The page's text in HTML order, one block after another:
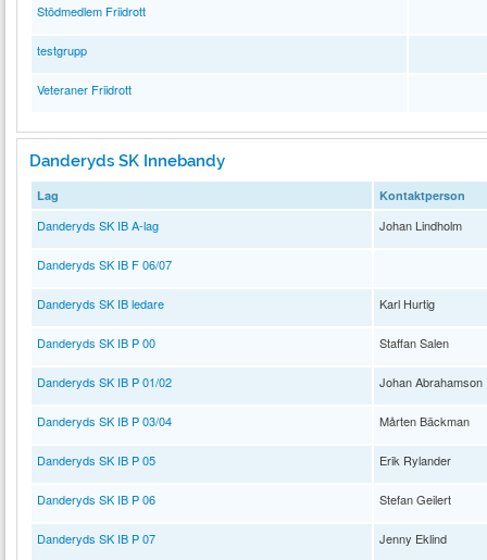
Stödmedlem Friidrott
testgrupp
Veteraner Friidrott
Danderyds SK Innebandy
Lag Kontaktperson
Danderyds SK IB A-lag Johan Lindholm
Danderyds SK IB F 06/07
Danderyds SK IB ledare Karl Hurtig
Danderyds SK IB P 00 Staffan Salen
Danderyds SK IB P 01/02 Johan Abrahamson
Danderyds SK IB P 03/04 Mårten Bäckman
Danderyds SK IB P 05 Erik Rylander
Danderyds SK IB P 06 Stefan Geilert
Danderyds SK IB P 07 Jenny Eklind